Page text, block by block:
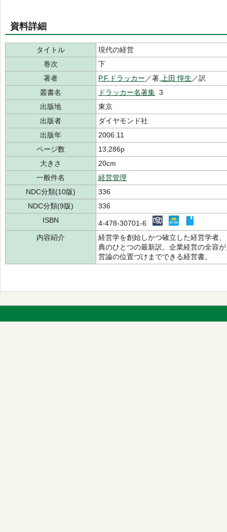
資料詳細
タイトル
現代の経営
巻次
下
著者
P.F.ドラッカー ／著, 上田 惇生 ／訳
叢書名
ドラッカー名著集 3
出版地
東京
出版者
ダイヤモンド社
出版年
2006.11
ページ数
13,286p
大きさ
20cm
一般件名
経営管理
NDC分類(10版)
336
NDC分類(9版)
336
ISBN
4-478-30701-6
内容紹介
経営学を創始しかつ確立した経営学者
典のひとつの最新訳。企業経営の全容
営論の位置づけまでできる経営書。